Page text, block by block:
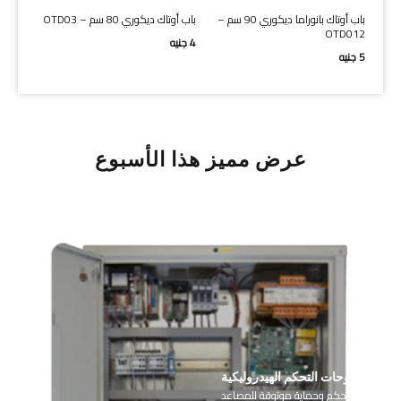
باب أوتاك بانوراما ديكوري 90 سم –
OTD012
5جنيه
باب أوتاك ديكوري 80 سم – OTD03
4جنيه
عرض مميز هذا الأسبوع
لوحات التحكم الهيدروليكية
أجزاء تحكم وحماية موثوقة للمصاعد